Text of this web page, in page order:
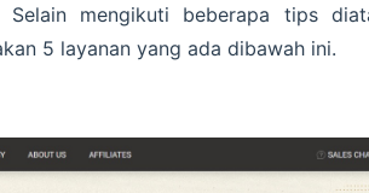
Selain mengikuti beberapa tips
5 layanan yang ada dibawah ini.